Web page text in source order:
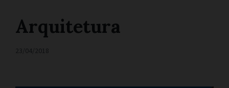
Arquitetura
23/04/2018